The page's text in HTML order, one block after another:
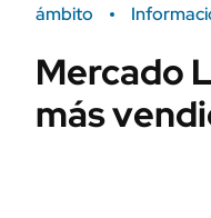
Campo
FINANZAS
ámbito
Mercado
más